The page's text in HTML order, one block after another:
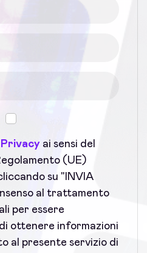
ai sensi del
(UE)
su "INVIA
al trattamento
per essere
ottenere informazioni
al presente servizio di